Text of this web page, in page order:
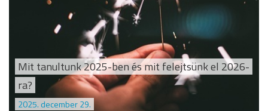
Mit tanultunk 2025-ben és mit felejtsünk el 2026-
ra?
2025. december 29.